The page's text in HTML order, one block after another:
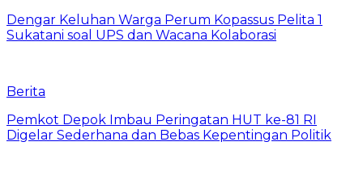
Dengar Keluhan Warga Perum Kopassus Pelita 1
Sukatani soal UPS dan Wacana Kolaborasi
Berita
Pemkot Depok Imbau Peringatan HUT ke-81 RI
Digelar Sederhana dan Bebas Kepentingan Politik